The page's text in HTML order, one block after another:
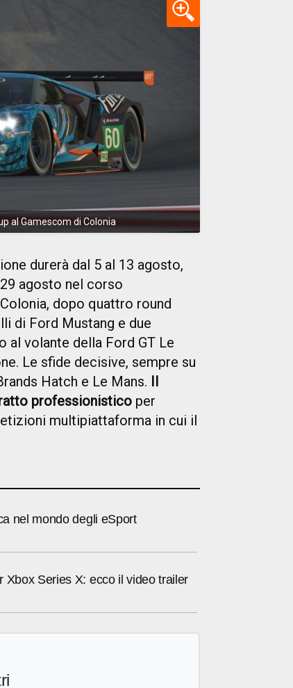
al Gamescom di Colonia
durerà dal 5 al 13 agosto,
agosto nel corso
dopo quattro round
di Ford Mustang e due
al volante della Ford GT Le
Le sfide decisive, sempre su
Hatch e Le Mans. Il
professionistico per
multipiattaforma in cui il
nel mondo degli eSport
Xbox Series X: ecco il video trailer